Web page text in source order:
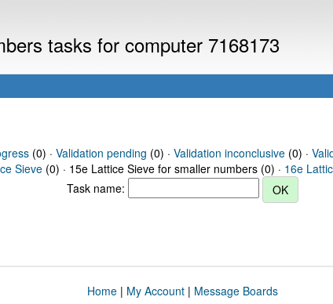
tasks for computer 7168173
(0) · Validation pending (0) · Validation inconclusive(0) ·
Sieve (0) · 15e Lattice Sieve for smaller numbers (0) · 16e
Task name:
Home| My Account| Message Boards